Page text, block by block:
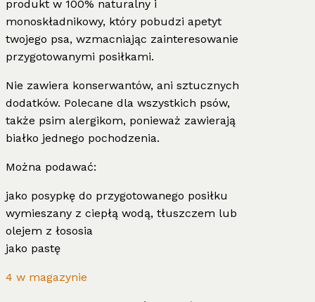
produkt w 100% naturalny i
monoskładnikowy, który pobudzi apetyt
twojego psa, wzmacniając zainteresowanie
przygotowanymi posiłkami.
Nie zawiera konserwantów, ani sztucznych
dodatków. Polecane dla wszystkich psów,
także psim alergikom, ponieważ zawierają
białko jednego pochodzenia.
Można podawać:
jako posypkę do przygotowanego posiłku
wymieszany z ciepłą wodą, tłuszczem lub
olejem z łososia
jako pastę
4 w magazynie